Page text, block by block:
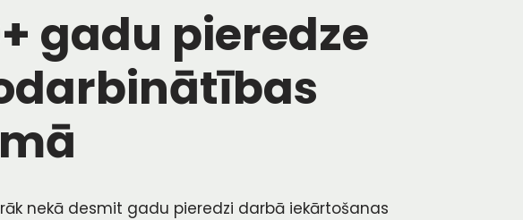
gadu pieredze
nekā desmit gadu pieredzi darbā iekārtošanas